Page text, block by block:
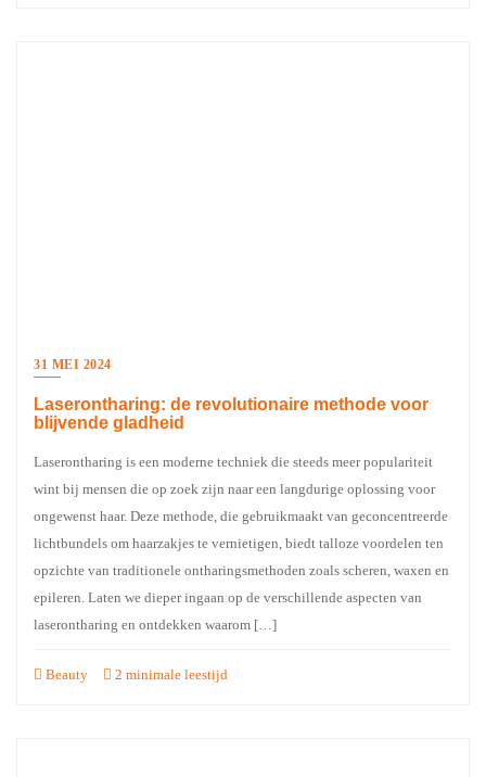
31 MEI 2024
Laserontharing: de revolutionaire methode voor
blijvende gladheid
Laserontharing is een moderne techniek die steeds meer populariteit
wint bij mensen die op zoek zijn naar een langdurige oplossing voor
ongewenst haar. Deze methode, die gebruikmaakt van geconcentreerde
lichtbundels om haarzakjes te vernietigen, biedt talloze voordelen ten
opzichte van traditionele ontharingsmethoden zoals scheren, waxen en
epileren. Laten we dieper ingaan op de verschillende aspecten van
laserontharing en ontdekken waarom […]
Beauty 2 minimale leestijd